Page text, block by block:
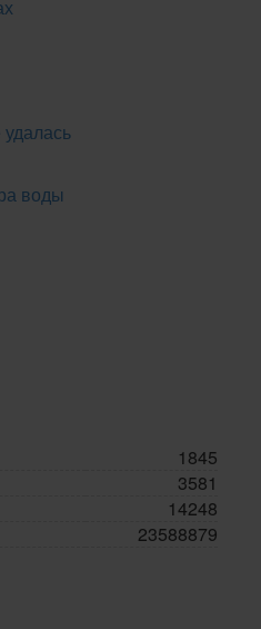
воды
1845
3581
14248
23588879